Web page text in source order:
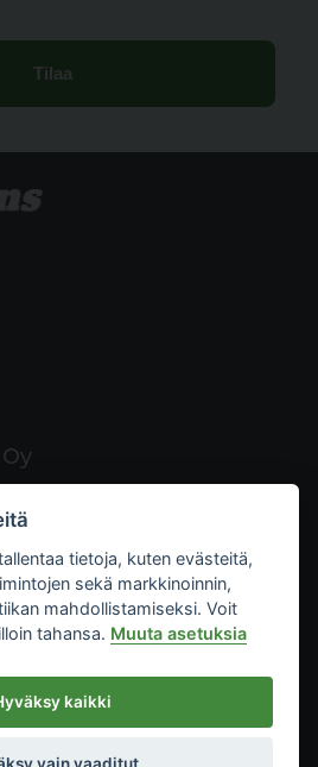
Tietosuoja
tietoja, kuten evästeitä,
sekä markkinoinnin,
mahdollistamiseksi. Voit
tahansa. Muuta asetuksia
kaikki